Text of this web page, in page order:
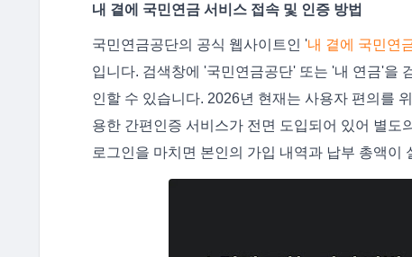
내 곁에 국민연금 서비스 접속 및 인증 방법
국민연금공단의 공식 웹사이트인 '내 곁에 국민연
입니다. 검색창에 '국민연금공단' 또는 '내 연금'을
인할 수 있습니다. 2026년 현재는 사용자 편의를
용한 간편인증 서비스가 전면 도입되어 있어 별
로그인을 마치면 본인의 가입 내역과 납부 총액